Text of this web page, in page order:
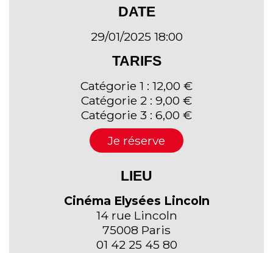
DATE
29/01/2025 18:00
TARIFS
Catégorie 1 : 12,00 €
Catégorie 2 : 9,00 €
Catégorie 3 : 6,00 €
Je réserve
LIEU
Cinéma Elysées Lincoln
14 rue Lincoln
75008 Paris
01 42 25 45 80